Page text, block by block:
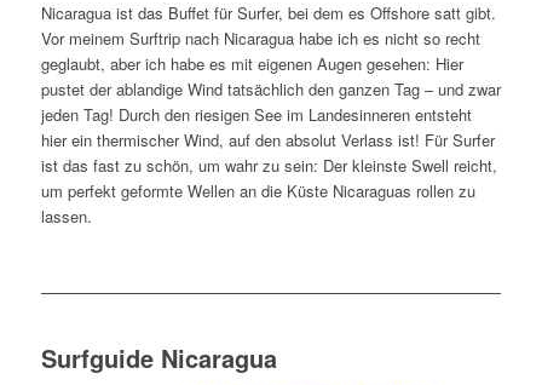
Nicaragua ist das Buffet für Surfer, bei dem es Offshore satt gibt.
Vor meinem Surftrip nach Nicaragua habe ich es nicht so recht
geglaubt, aber ich habe es mit eigenen Augen gesehen: Hier
pustet der ablandige Wind tatsächlich den ganzen Tag – und zwar
jeden Tag! Durch den riesigen See im Landesinneren entsteht
hier ein thermischer Wind, auf den absolut Verlass ist! Für Surfer
ist das fast zu schön, um wahr zu sein: Der kleinste Swell reicht,
um perfekt geformte Wellen an die Küste Nicaraguas rollen zu
lassen.
Surfguide Nicaragua